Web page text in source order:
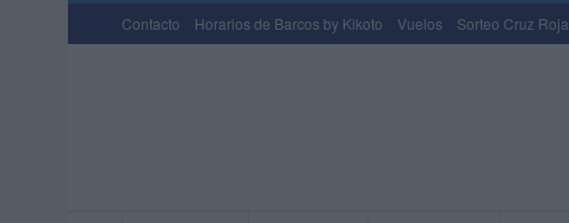
Contacto Horarios de Barcos by Kikoto Vuelos Sorteo Cruz Roja